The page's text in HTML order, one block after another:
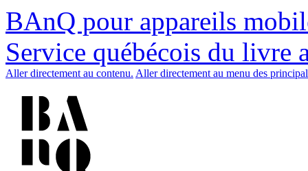
BAnQ pour appareils
Service québécois du livre
Aller directement au contenu. Aller directement au menu des